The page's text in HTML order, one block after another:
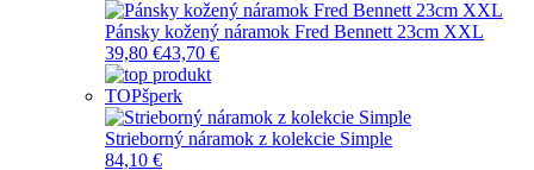
Pánsky kožený náramok Fred Bennett 23cm XXL
39,80 €43,70 €
TOPšperk
Strieborný náramok z kolekcie Simple
84,10 €